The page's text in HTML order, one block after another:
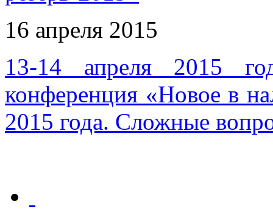
16 апреля 2015
13-14 апреля 2015
конференция «Новое в
2015 года. Сложные